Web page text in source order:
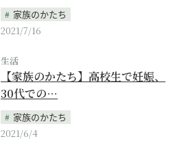
家族のかたち
2021/7/16
生活
【家族のかたち】高校生で妊娠、
30代での…
家族のかたち
2021/6/4